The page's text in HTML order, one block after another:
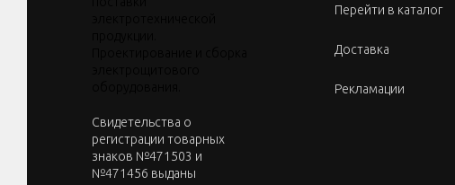
Cвидетельства о
регистрации товарных
знаков №471503 и
№471456 выданы
Перейти в каталог
Доставка
Рекламации